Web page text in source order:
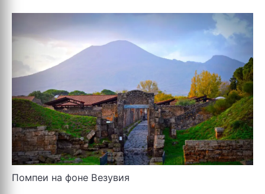
Помпеи на фоне Везувия